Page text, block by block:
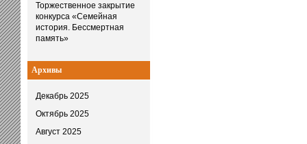
Торжественное закрытие
конкурса «Семейная
история. Бессмертная
память»
Архивы
Декабрь 2025
Октябрь 2025
Август 2025